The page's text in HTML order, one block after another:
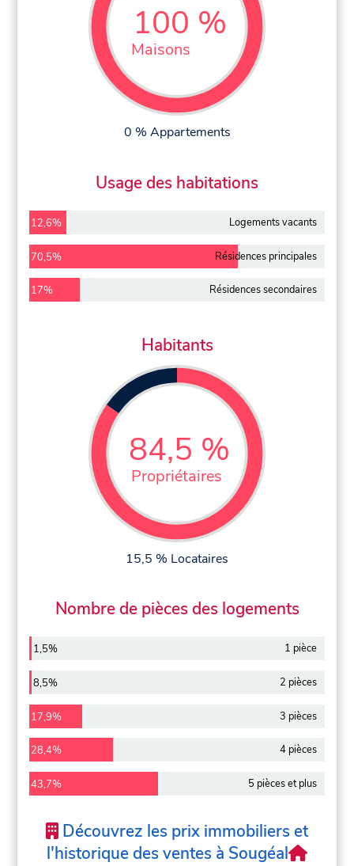
100 %
Maisons
0 % Appartements
Usage des habitations
12,6% Logements vacants
70,5% Résidences principales
17% Résidences secondaires
Habitants
84,5 %
Propriétaires
15,5 % Locataires
Nombre de pièces des logements
1,5% 1 pièce
8,5% 2 pièces
17,9% 3 pièces
28,4% 4 pièces
43,7% 5 pièces et plus
Découvrez les prix immobiliers et
l'historique des ventes à Sougéal